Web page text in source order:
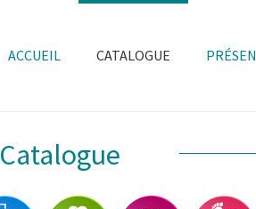
ACCUEIL CATALOGUE
Catalogue